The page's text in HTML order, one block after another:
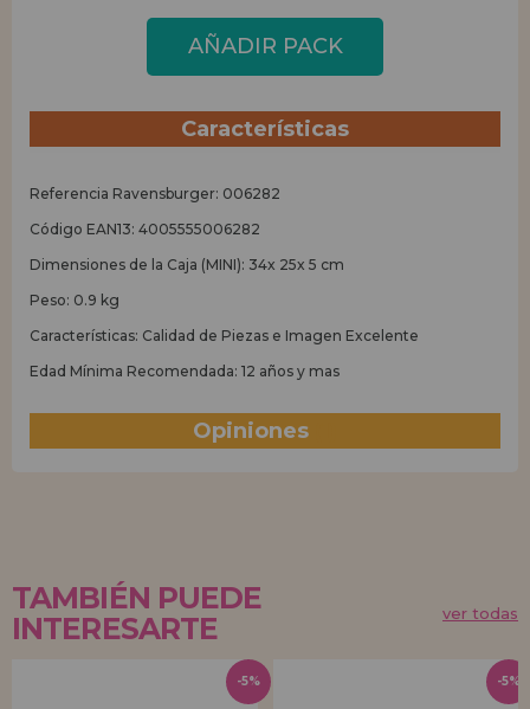
AÑADIR PACK
Características
Referencia Ravensburger: 006282
Código EAN13: 4005555006282
Dimensiones de la Caja (MINI): 34x 25x 5 cm
Peso: 0.9 kg
Características: Calidad de Piezas e Imagen Excelente
Edad Mínima Recomendada: 12 años y mas
Opiniones
TAMBIÉN PUEDE
INTERESARTE
ver todas
-5% -5%